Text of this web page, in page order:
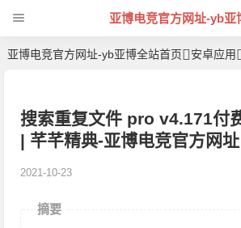
亚博电竞官方网址-yb亚
亚博电竞官方网址-yb亚博全站首页 安卓应用
搜索重复文件 pro v4.171付
| 芊芊精典-亚博电竞官方网址
2021-10-23
摘要